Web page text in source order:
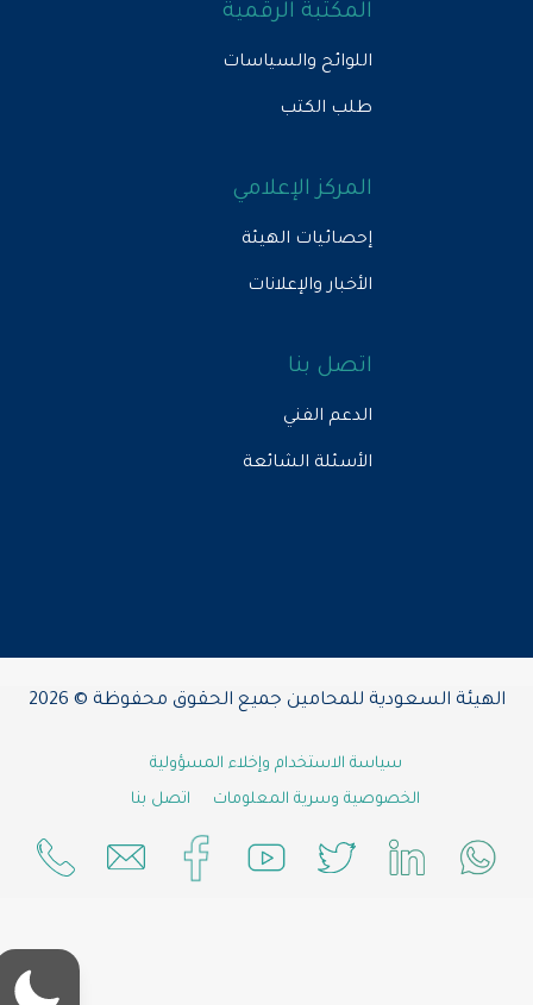
المكتبة الرقمية
اللوائح والسياسات
طلب الكتب
المركز الإعلامي
إحصائيات الهيئة
الأخبار والإعلانات
اتصل بنا
الدعم الفني
الأسئلة الشائعة
الهيئة السعودية للمحامين جميع الحقوق محفوظة © 2026
سياسة الاستخدام وإخلاء المسؤولية
الخصوصية وسرية المعلومات
اتصل بنا